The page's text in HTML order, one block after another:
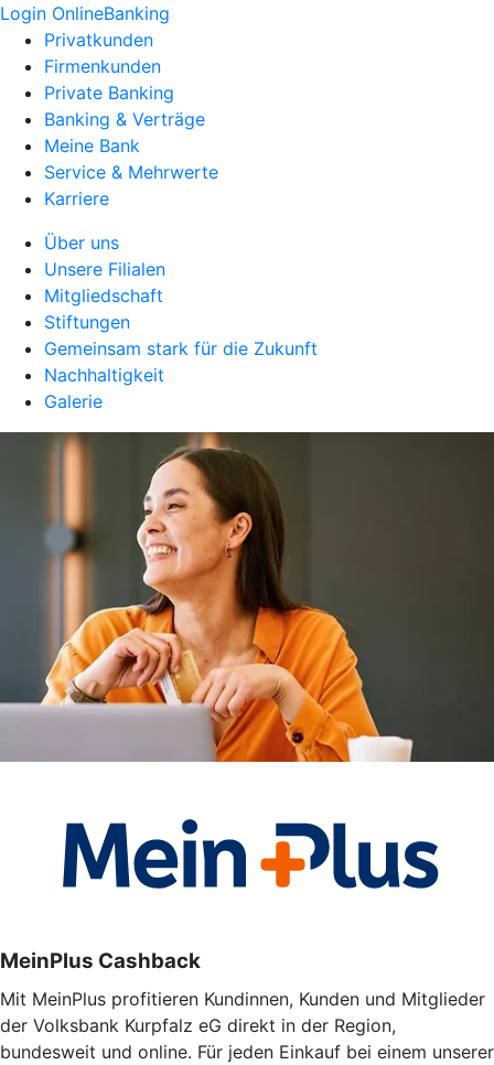
Login OnlineBanking
Privatkunden
Firmenkunden
Private Banking
Banking & Verträge
Meine Bank
Service & Mehrwerte
Karriere
Über uns
Unsere Filialen
Mitgliedschaft
Stiftungen
Gemeinsam stark für die Zukunft
Nachhaltigkeit
Galerie
MeinPlus Cashback
Mit MeinPlus profitieren Kundinnen, Kunden und Mitglieder
der Volksbank Kurpfalz eG direkt in der Region,
bundesweit und online. Für jeden Einkauf bei einem unserer